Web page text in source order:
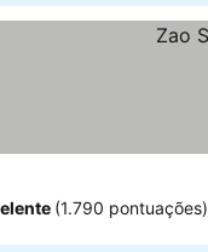
(1.790 pontuações)